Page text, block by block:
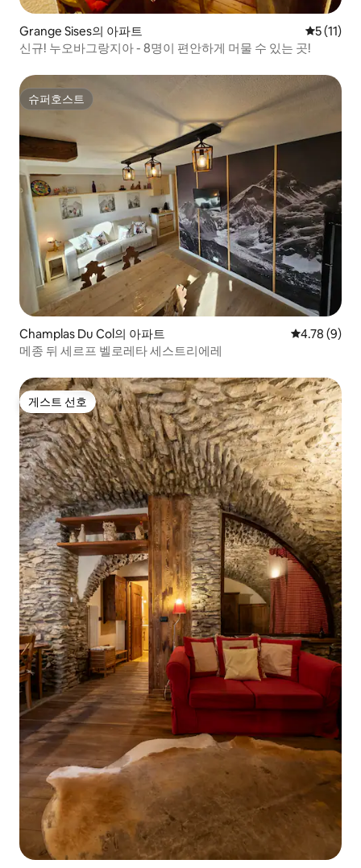
Grange Sises의 아파트 평점 5점
5 (11)
신규! 누오바그랑지아 - 8명이 편안하게 머물 수 있는 곳!
슈퍼호스트
슈퍼호스트
Champlas Du Col의 아파트 평점 4.78점
4.78 (9)
메종 뒤 세르프 벨로레타 세스트리에레
게스트 선호
게스트 선호